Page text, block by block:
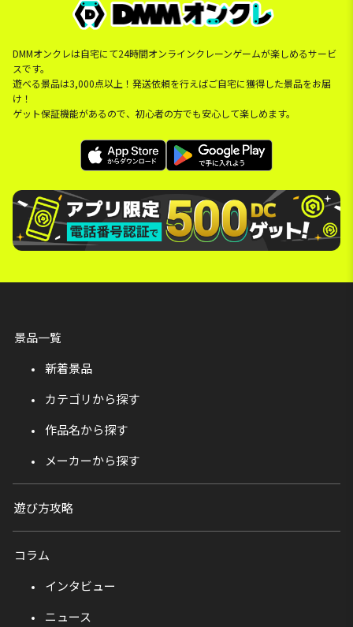
DMMオンクレは自宅にて24時間オンラインクレーンゲームが楽しめるサービ
スです。
遊べる景品は3,000点以上！発送依頼を行えばご自宅に獲得した景品をお届
け！
ゲット保証機能があるので、初心者の方でも安心して楽しめます。
景品一覧
新着景品
カテゴリから探す
作品名から探す
メーカーから探す
遊び方攻略
コラム
インタビュー
ニュース